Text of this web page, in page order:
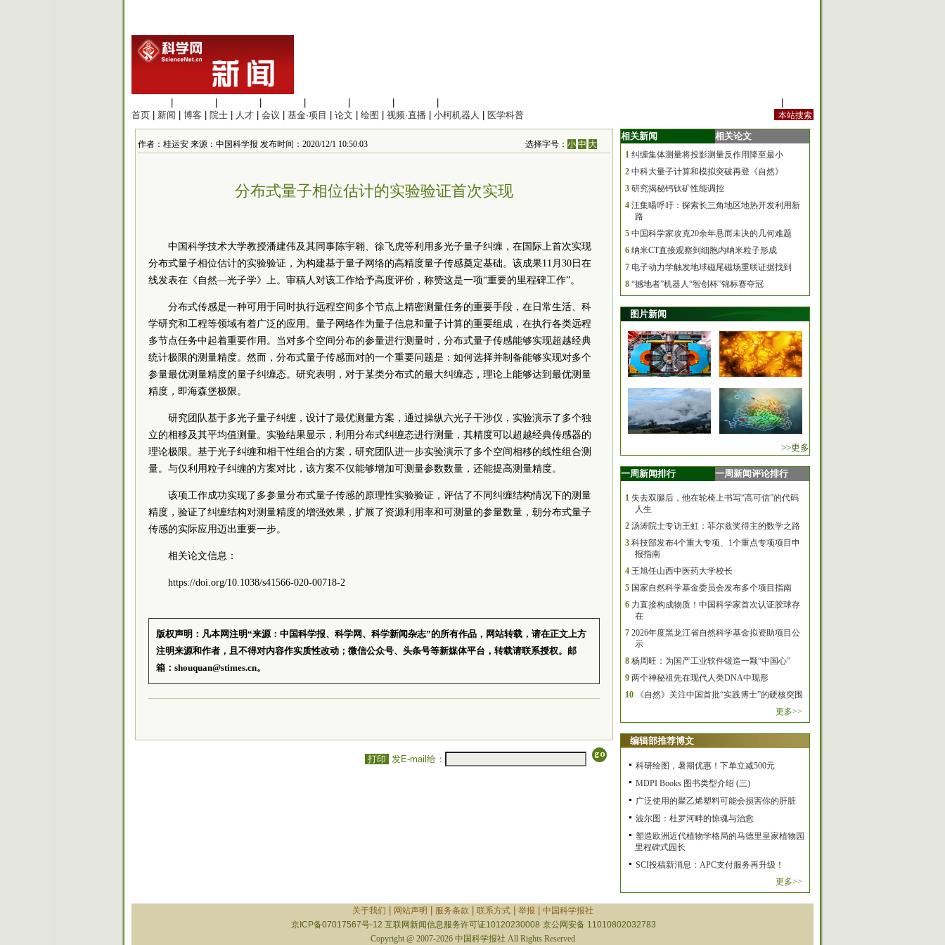
首页
新闻 博客 院士 人才 会议 基金·项目 论文 绘图 视频·直播 小柯机器人 医学科普
作者：桂运安 来源：中国科学报 发布时间：2020/12/1 10:50:03 选择字号：小 中 大
分布式量子相位估计的实验验证首次实现
中国科学技术大学教授潘建伟及其同事陈宇翱、徐飞虎等利用多光子量子纠缠，在国际上首次实现
分布式量子相位估计的实验验证，为构建基于量子网络的高精度量子传感奠定基础。该成果11月30日在
线发表在《自然—光子学》上。审稿人对该工作给予高度评价，称赞这是一项“重要的里程碑工作”。
分布式传感是一种可用于同时执行远程空间多个节点上精密测量任务的重要手段，在日常生活、科
学研究和工程等领域有着广泛的应用。量子网络作为量子信息和量子计算的重要组成，在执行各类远程
多节点任务中起着重要作用。当对多个空间分布的参量进行测量时，分布式量子传感能够实现超越经典
统计极限的测量精度。然而，分布式量子传感面对的一个重要问题是：如何选择并制备能够实现对多个
参量最优测量精度的量子纠缠态。研究表明，对于某类分布式的最大纠缠态，理论上能够达到最优测量
精度，即海森堡极限。
研究团队基于多光子量子纠缠，设计了最优测量方案，通过操纵六光子干涉仪，实验演示了多个独
立的相移及其平均值测量。实验结果显示，利用分布式纠缠态进行测量，其精度可以超越经典传感器的
理论极限。基于光子纠缠和相干性组合的方案，研究团队进一步实验演示了多个空间相移的线性组合测
量。与仅利用粒子纠缠的方案对比，该方案不仅能够增加可测量参数数量，还能提高测量精度。
该项工作成功实现了多参量分布式量子传感的原理性实验验证，评估了不同纠缠结构情况下的测量
精度，验证了纠缠结构对测量精度的增强效果，扩展了资源利用率和可测量的参量数量，朝分布式量子
传感的实际应用迈出重要一步。
相关论文信息：
https://doi.org/10.1038/s41566-020-00718-2
版权声明：凡本网注明“来源：中国科学报、科学网、科学新闻杂志”的所有作品，网站转载，请在正文上方
注明来源和作者，且不得对内容作实质性改动；微信公众号、头条号等新媒体平台，转载请联系授权。邮
箱：shouquan@stimes.cn。
打印 发E-mail给：
相关新闻 相关论文
1 纠缠集体测量将投影测量反作用降至最小
2 中科大量子计算和模拟突破再登《自然》
3 研究揭秘钙钛矿性能调控
4 汪集暘呼吁：探索长三角地区地热开发利用新
路
5 中国科学家攻克20余年悬而未决的几何难题
6 纳米CT直接观察到细胞内纳米粒子形成
7 电子动力学触发地球磁尾磁场重联证据找到
8 “撼地者”机器人“智创杯”锦标赛夺冠
图片新闻
>>更多
一周新闻排行 一周新闻评论排行
1 失去双腿后，他在轮椅上书写“高可信”的代码
人生
2 汤涛院士专访王虹：菲尔兹奖得主的数学之路
3 科技部发布4个重大专项、1个重点专项项目申
报指南
4 王旭任山西中医药大学校长
5 国家自然科学基金委员会发布多个项目指南
6 力直接构成物质！中国科学家首次认证胶球存
在
7 2026年度黑龙江省自然科学基金拟资助项目公
示
8 杨周旺：为国产工业软件锻造一颗“中国心”
9 两个神秘祖先在现代人类DNA中现形
10
《自然》关注中国首批“实践博士”的硬核突围
更多>>
编辑部推荐博文
科研绘图，暑期优惠！下单立减500元
MDPI Books 图书类型介绍 (三)
广泛使用的聚乙烯塑料可能会损害你的肝脏
波尔图：杜罗河畔的惊魂与治愈
塑造欧洲近代植物学格局的马德里皇家植物园
里程碑式园长
SCI投稿新消息：APC支付服务再升级！
更多>>
关于我们 网站声明 服务条款 联系方式| 举报
中国科学报社
京ICP备07017567号-12 互联网新闻信息服务许可证10120230008 京公网安备 11010802032783
Copyright @ 2007-2026 中国科学报社 All Rights Reserved